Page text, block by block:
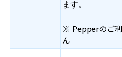
ます。
※ Pepperのご
ん